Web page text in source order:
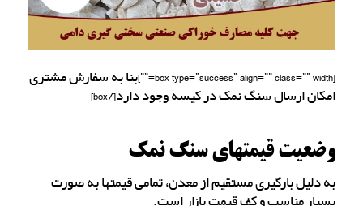
[box type=”success” align=”” class=”” width=””]بنا به سفارش مشتری
امکان ارسال سنگ نمک در کیسه وجود دارد[/box]
وضعیت قیمتهای سنگ نمک
به دلیل بارگیری مستقیم از معدن، تمامی قیمتها به صورت